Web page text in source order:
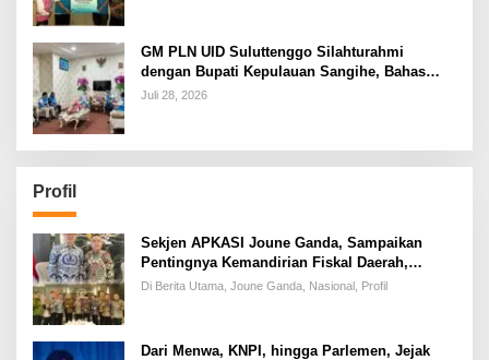
GM PLN UID Suluttenggo Silahturahmi
dengan Bupati Kepulauan Sangihe, Bahas
Keandalan Sistem Kelistrikan hingga
Juli 28, 2026
Profil
Sekjen APKASI Joune Ganda, Sampaikan
Pentingnya Kemandirian Fiskal Daerah,
Dihadapan Pimpinan DPR-RI
Di Berita Utama, Joune Ganda, Nasional, Profil
Dari Menwa, KNPI, hingga Parlemen, Jejak